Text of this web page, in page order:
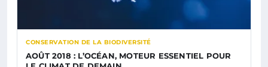
CONSERVATION DE LA BIODIVERSITÉ
AOÛT 2018 : L’OCÉAN, MOTEUR ESSENTIEL POUR